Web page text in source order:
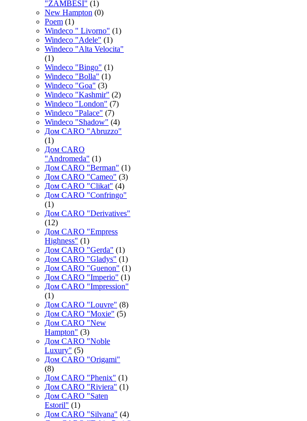
"ZAMBESI" (1)
New Hampton (0)
Poem (1)
Windeco " Livorno" (1)
Windeco "Adele" (1)
Windeco "Alta Velocita"
(1)
Windeco "Bingo" (1)
Windeco "Bolla" (1)
Windeco "Goa" (3)
Windeco "Kashmir" (2)
Windeco "London" (7)
Windeco "Palace" (7)
Windeco "Shadow" (4)
Дом CARO "Abruzzo"
(1)
Дом CARO
"Andromeda" (1)
Дом CARO "Berman" (1)
Дом CARO "Cameo" (3)
Дом CARO "Clikat" (4)
Дом CARO "Confringo"
(1)
Дом CARO "Derivatives"
(12)
Дом CARO "Empress
Highness" (1)
Дом CARO "Gerda" (1)
Дом CARO "Gladys" (1)
Дом CARO "Guenon" (1)
Дом CARO "Imperio" (1)
Дом CARO "Impression"
(1)
Дом CARO "Louvre" (8)
Дом CARO "Moxie" (5)
Дом CARO "New
Hampton" (3)
Дом CARO "Noble
Luxury" (5)
Дом CARO "Origami"
(8)
Дом CARO "Phenix" (1)
Дом CARO "Riviera" (1)
Дом CARO "Saten
Estoril" (1)
Дом CARO "Silvana" (4)